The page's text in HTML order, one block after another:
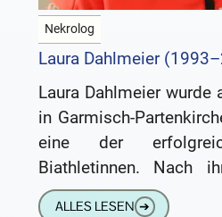
Nekrolog
Laura Dahlmeier
Laura Dahlmeier
in Garmisch-
eine der
Biathletinnen. Nach
Spitzensport widmete
ALLES LESEN ➔